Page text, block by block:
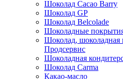
Шоколад Cacao Barry
Шоколад GP
Шоколад Belcolade
Шоколадные
Шоколад, шоколадная
Продсервис
Шоколадная
Шоколад Carma
Какао-масло